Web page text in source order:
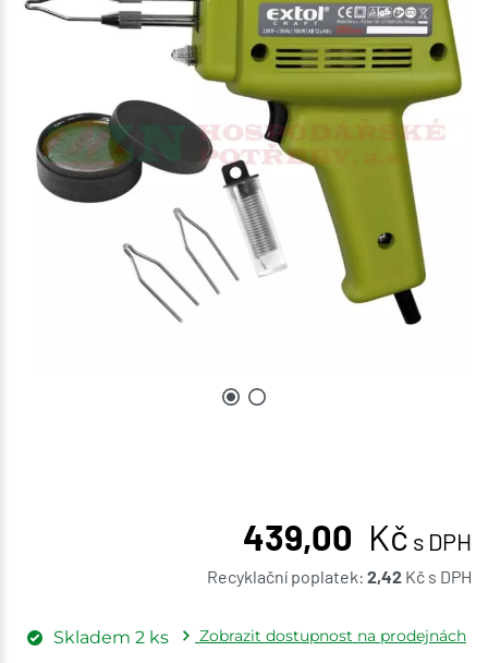
439,00 Kč s DPH
Recyklační poplatek: 2,42 Kč s DPH
Skladem 2 ks
Zobrazit dostupnost na prodejnách